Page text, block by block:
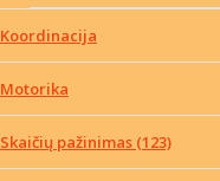
Koordinacija
Motorika
Skaičių pažinimas (123)